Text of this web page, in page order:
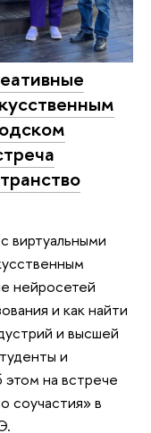
виртуальными
нейросетей
и как найти
и высшей
и
этом на встрече
соучастия» в